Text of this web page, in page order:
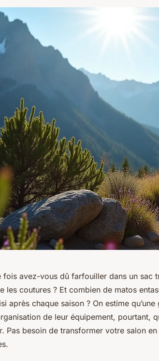
fois avez-vous dû farfouiller dans un sac
les coutures ? Et combien de matos
après chaque saison ? On estime
de leur équipement, pourtant,
Pas besoin de transformer votre salon